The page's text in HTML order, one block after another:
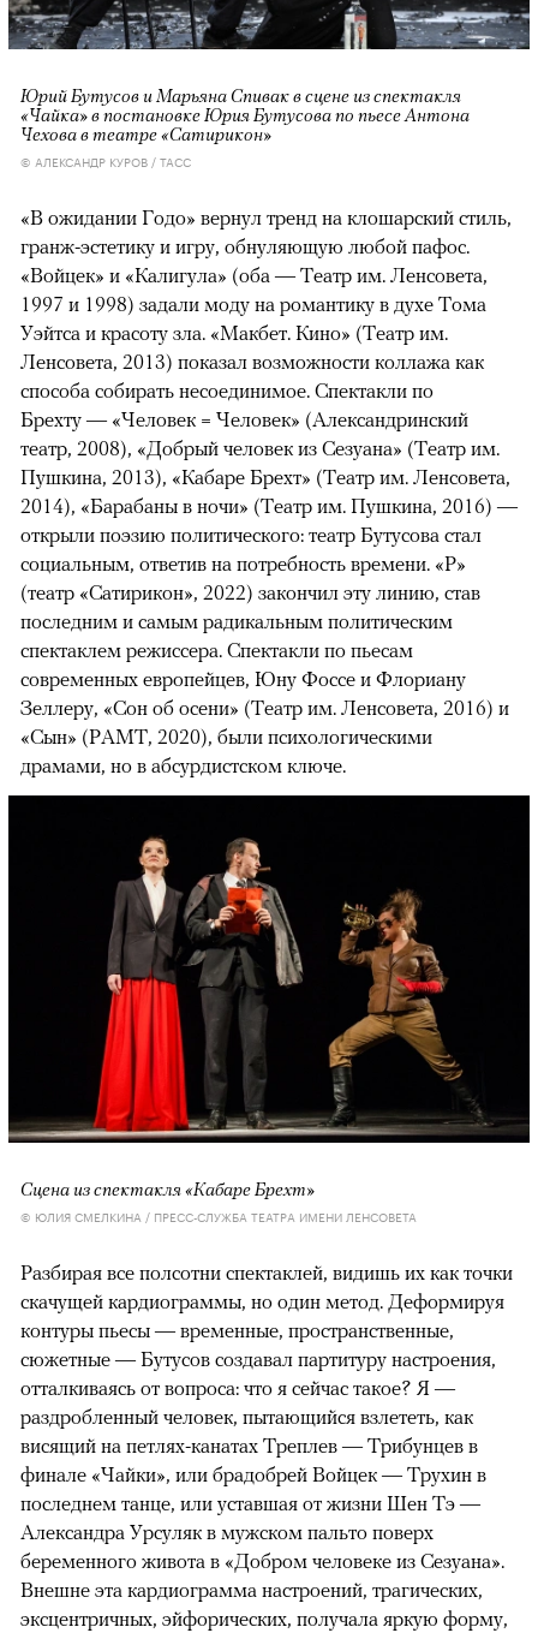
Юрий Бутусов и Марьяна Спивак в сцене из спектакля
«Чайка» в постановке Юрия Бутусова по пьесе Антона
Чехова в театре «Сатирикон»
© АЛЕКСАНДР КУРОВ / ТАСС
«В ожидании Годо» вернул тренд на клошарский стиль,
гранж-эстетику и игру, обнуляющую любой пафос.
«Войцек» и «Калигула» (оба — Театр им. Ленсовета,
1997 и 1998) задали моду на романтику в духе Тома
Уэйтса и красоту зла. «Макбет. Кино» (Театр им.
Ленсовета, 2013) показал возможности коллажа как
способа собирать несоединимое. Спектакли по
Брехту — «Человек = Человек» (Александринский
театр, 2008), «Добрый человек из Сезуана» (Театр им.
Пушкина, 2013), «Кабаре Брехт» (Театр им. Ленсовета,
2014), «Барабаны в ночи» (Театр им. Пушкина, 2016) —
открыли поэзию политического: театр Бутусова стал
социальным, ответив на потребность времени. «Р»
(театр «Сатирикон», 2022) закончил эту линию, став
последним и самым радикальным политическим
спектаклем режиссера. Спектакли по пьесам
современных европейцев, Юну Фоссе и Флориану
Зеллеру, «Сон об осени» (Театр им. Ленсовета, 2016) и
«Сын» (РАМТ, 2020), были психологическими
драмами, но в абсурдистском ключе.
Сцена из спектакля «Кабаре Брехт»
© ЮЛИЯ СМЕЛКИНА / ПРЕСС-СЛУЖБА ТЕАТРА ИМЕНИ ЛЕНСОВЕТА
Разбирая все полсотни спектаклей, видишь их как точки
скачущей кардиограммы, но один метод. Деформируя
контуры пьесы — временные, пространственные,
сюжетные — Бутусов создавал партитуру настроения,
отталкиваясь от вопроса: что я сейчас такое? Я —
раздробленный человек, пытающийся взлететь, как
висящий на петлях-канатах Треплев — Трибунцев в
финале «Чайки», или брадобрей Войцек — Трухин в
последнем танце, или уставшая от жизни Шен Тэ —
Александра Урсуляк в мужском пальто поверх
беременного живота в «Добром человеке из Сезуана».
Внешне эта кардиограмма настроений, трагических,
эксцентричных, эйфорических, получала яркую форму,